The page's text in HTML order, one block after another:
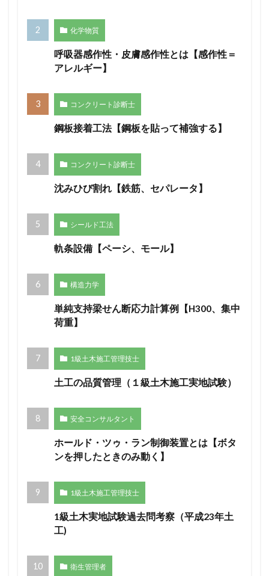
化学物質
呼吸器感作性・皮膚感作性とは【感作性＝
アレルギー】
コンクリート診断士
鋼板接着工法【鋼板を貼って補強する】
コンクリート診断士
沈みひび割れ【鉄筋、セパレータ】
シールド工法
軌条設備【ペーシ、モール】
構造力学
単純支持梁せん断応力計算例【H300、集中
荷重】
1級土木施工管理技士
土工の品質管理（１級土木施工実地試験）
安全コンサルタント
ホールド・ツゥ・ラン制御装置とは【ボタ
ンを押したときのみ動く】
1級土木施工管理技士
1級土木実地試験過去問考察（平成23年土
工)
衛生管理者